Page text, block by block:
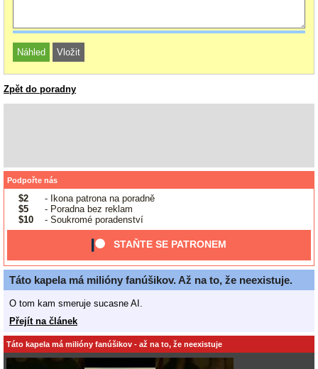
Zpět do poradny
Podpořte nás
$2
- Ikona patrona na poradně
$5
- Poradna bez reklam
$10
- Soukromé poradenství
STAŇTE SE PATRONEM
Táto kapela má milióny fanúšikov. Až na to, že neexistuje.
O tom kam smeruje sucasne AI.
Přejít na článek
Táto kapela má milióny fanúšikov - až na to, že neexistuje